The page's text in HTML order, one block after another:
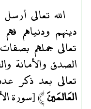
الله تعالى
دينهم ودنياهم
تعالى جملهم
الصدق والأمانة
تعالى بعد ذكر
العَالمَينَ﴾ [سورة